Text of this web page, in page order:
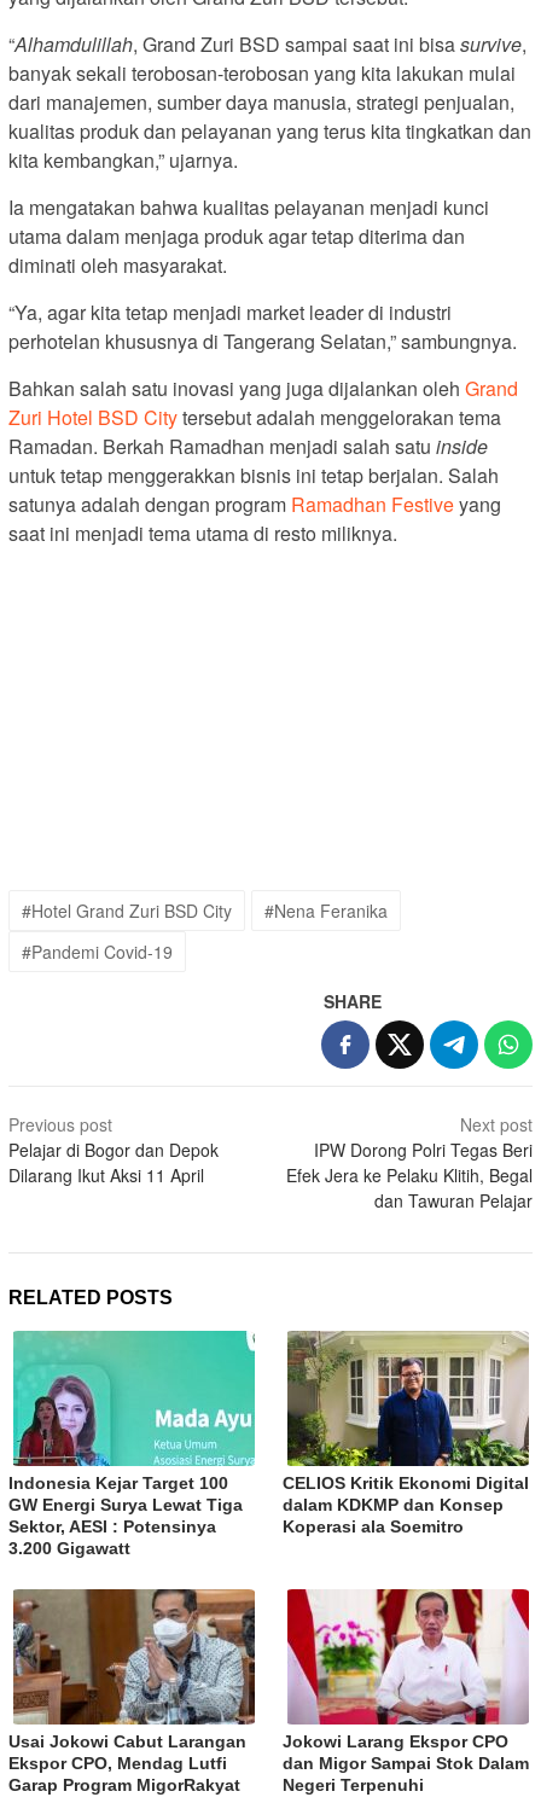
“Alhamdulillah, Grand Zuri BSD sampai saat ini bisasurvive,
banyak sekali terobosan-terobosan yang kita lakukan mulai
dari manajemen, sumber daya manusia, strategi penjualan,
kualitas produk dan pelayanan yang terus kita tingkatkan dan
kita kembangkan,” ujarnya.
Ia mengatakan bahwa kualitas pelayanan menjadi kunci
utama dalam menjaga produk agar tetap diterima dan
diminati oleh masyarakat.
“Ya, agar kita tetap menjadi market leader di industri
perhotelan khususnya di Tangerang Selatan,” sambungnya.
Bahkan salah satu inovasi yang juga dijalankan oleh Grand
Zuri Hotel BSD Citytersebut adalah menggelorakan tema
Ramadan. Berkah Ramadhan menjadi salah satu inside
untuk tetap menggerakkan bisnis ini tetap berjalan. Salah
satunya adalah dengan program Ramadhan Festiveyang
saat ini menjadi tema utama di resto miliknya.
#Hotel Grand Zuri BSD City
#Nena Feranika
#Pandemi Covid-19
SHARE
Post
navigation
Previous post
Pelajar di Bogor dan Depok
Dilarang Ikut Aksi 11 April
Next post
IPW Dorong Polri Tegas Beri
Efek Jera ke Pelaku Klitih, Begal
dan Tawuran Pelajar
RELATED POSTS
Indonesia Kejar Target 100
GW Energi Surya Lewat Tiga
Sektor, AESI : Potensinya
3.200 Gigawatt
CELIOS Kritik Ekonomi Digital
dalam KDKMP dan Konsep
Koperasi ala Soemitro
Usai Jokowi Cabut Larangan
Ekspor CPO, Mendag Lutfi
Garap Program MigorRakyat
Jokowi Larang Ekspor CPO
dan Migor Sampai Stok Dalam
Negeri Terpenuhi